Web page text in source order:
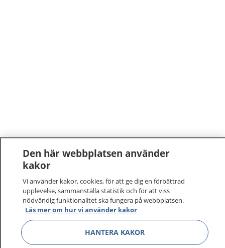
1177 –tryggt om din hälsa och vård
På 1177.se får du råd om hälsa och information om
sjukdomar och vilka mottagningar du kan kontakta.
Logga in för att läsa din journal och göra dina
vårdärenden. Ring telefonnummer 1177 för
sjukvårdsrådgivning dygnet runt.
Den här webbplatsen använder
kakor
Vi använder kakor, cookies, för att ge dig en förbättrad
upplevelse, sammanställa statistik och för att viss
nödvändig funktionalitet ska fungera på webbplatsen.
Läs mer om hur vi använder kakor
HANTERA KAKOR